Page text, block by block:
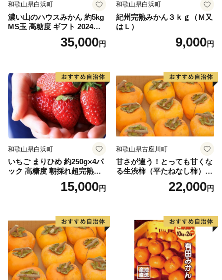
和歌山県白浜町
濃い山のハウスみかん 約5kg
MS玉 高糖度 ギフト 2024年7
35,000円
和歌山県白浜町
紀州完熟みかん３ｋｇ（Ｍ又
はＬ）
9,000円
和歌山県白浜町
いちご まりひめ 約250g×4パ
ック 高糖度 朝採れ超完熟ま
りひめ 1月以降発送分
15,000円
和歌山県古座川町
甘さが違う！とっても甘くな
る生渋柿（平たねなし柿）吊
ップ付約4.5～5kg 約24～30
22,000円